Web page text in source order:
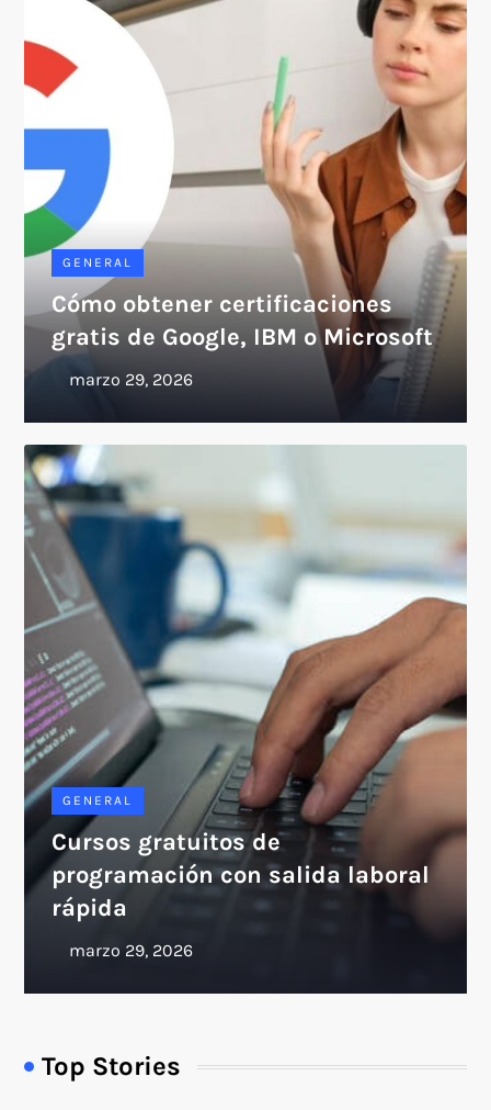
GENERAL
Cómo obtener certificaciones
gratis de Google, IBM o Microsoft
GENERAL
Cursos gratuitos de
programación con salida laboral
rápida
Top Stories